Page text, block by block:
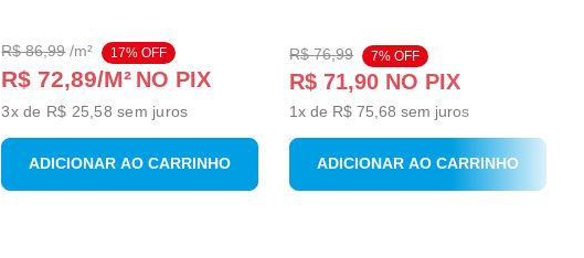
R$ 86,99/m² 17% OFF
R$ 72,89/M² NO PIX
3x de R$ 25,58 sem juros
ADICIONAR AO CARRINHO
R$ 76,99 7% OFF
R$ 71,90 NO PIX
1x de R$ 75 ,68 sem juros
ADICIONAR AO CARRINHO